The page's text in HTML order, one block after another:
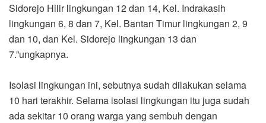
Sidorejo Hilir lingkungan 12 dan 14, Kel. Indrakasih
lingkungan 6, 8 dan 7, Kel. Bantan Timur lingkungan 2, 9
dan 10, dan Kel. Sidorejo lingkungan 13 dan
7.”ungkapnya.
Isolasi lingkungan ini, sebutnya sudah dilakukan selama
10 hari terakhir. Selama isolasi lingkungan itu juga sudah
ada sekitar 10 orang warga yang sembuh dengan